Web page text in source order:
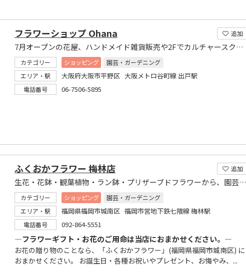
追加
フラワーショップ Ohana
7月オープンの花屋、ハンドメイド雑貨販売や2Fでカルチャースクール開催
カテゴリー ショッピング
園芸・ガーデニング
エリア・駅
大阪府大阪市平野区 大阪メトロ谷町線 出戸駅
電話番号 06-7506-5895
追加
ふくおかフラワー 梅林店
生花・花鉢・観葉植物・ラン鉢・プリザーブドフラワーから、園芸用品まで取り揃えています。
カテゴリー ショッピング
園芸・ガーデニング
エリア・駅
福岡県福岡市城南区 福岡市営地下鉄七隈線 梅林駅
電話番号 092-864-5551
―フラワーギフト・お花のご用命は当店におまかせください。―
お花の贈り物のことなら、「ふくおかフラワー」(福岡県福岡市城南区) に
おまかせください。 お誕生日・各種お祝いやプレゼント、お悔やみ、...